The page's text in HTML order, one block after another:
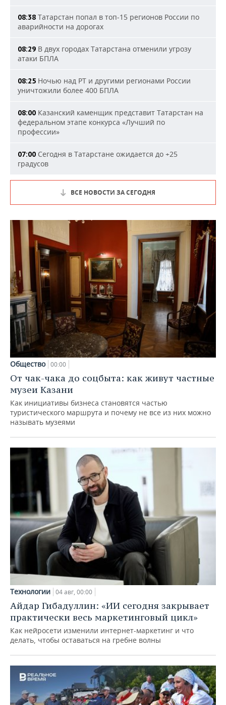
08:38 Татарстан попал в топ-15 регионов России по
аварийности на дорогах
08:29 В двух городах Татарстана отменили угрозу
атаки БПЛА
08:25 Ночью над РТ и другими регионами России
уничтожили более 400 БПЛА
08:00 Казанский каменщик представит Татарстан на
федеральном этапе конкурса «Лучший по
профессии»
07:00 Сегодня в Татарстане ожидается до +25
градусов
ВСЕ НОВОСТИ ЗА СЕГОДНЯ
Общество 00:00
От чак-чака до соцбыта: как живут частные
музеи Казани
Как инициативы бизнеса становятся частью
туристического маршрута и почему не все из них можно
называть музеями
Технологии 04 авг, 00:00
Айдар Гибадуллин: «ИИ сегодня закрывает
практически весь маркетинговый цикл»
Как нейросети изменили интернет-маркетинг и что
делать, чтобы оставаться на гребне волны